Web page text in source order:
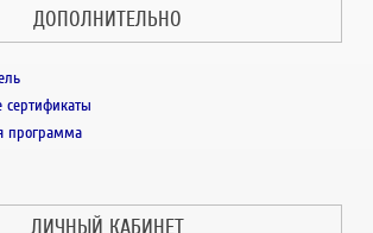
ДОПОЛНИТЕЛЬНО
сертификаты
программа
ЛИЧНЫЙ КАБИНЕТ